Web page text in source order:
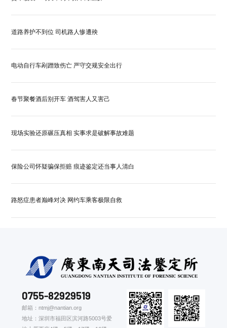
道路养护不到位 司机路人惨遭殃
电动自行车剐蹭致伤亡 严守交规安全出行
春节聚餐酒后别开车 酒驾害人又害己
现场实验还原碾压真相 实事求是破解事故难题
保险公司怀疑骗保拒赔 痕迹鉴定还当事人清白
路怒症患者巅峰对决 网约车乘客极限自救
0755-82929519
邮箱：ntmj@nantian.org
地址：深圳市福田区滨河路5003号爱